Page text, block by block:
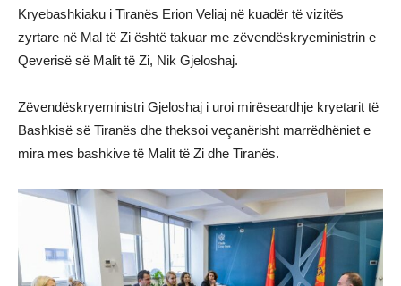
Kryebashkiaku i Tiranës Erion Veliaj në kuadër të vizitës
zyrtare në Mal të Zi është takuar me zëvendëskryeministrin e
Qeverisë së Malit të Zi, Nik Gjeloshaj.
Zëvendëskryeministri Gjeloshaj i uroi mirëseardhje kryetarit të
Bashkisë së Tiranës dhe theksoi veçanërisht marrëdhëniet e
mira mes bashkive të Malit të Zi dhe Tiranës.